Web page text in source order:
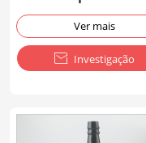
Ver mais
 Investigação